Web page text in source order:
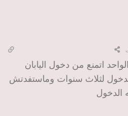
اتمنع من دخول اليابان
الدخول لثلاث سنوات وماستفدتش
الدخول